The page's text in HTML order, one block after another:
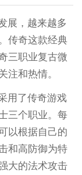
展，越来越多
传奇这款经典
三职业复古微
注和热情。
用了传奇游戏
三个职业。每
以根据自己的
和高防御为特
大的法术攻击